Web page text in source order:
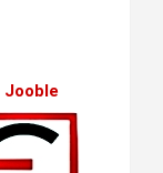
Jooble